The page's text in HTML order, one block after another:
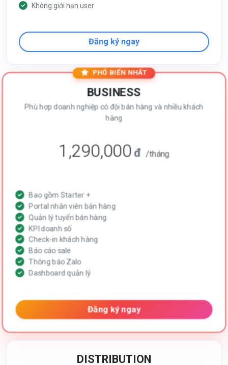
Không giới hạn user
Đăng ký ngay
PHỔ BIẾN NHẤT
BUSINESS
Phù hợp doanh nghiệp có đội bán hàng và nhiều khách
hàng
1,290,000đ /tháng
Bao gồm Starter +
Portal nhân viên bán hàng
Quản lý tuyến bán hàng
KPI doanh số
Check-in khách hàng
Báo cáo sale
Thông báo Zalo
Dashboard quản lý
Đăng ký ngay
DISTRIBUTION